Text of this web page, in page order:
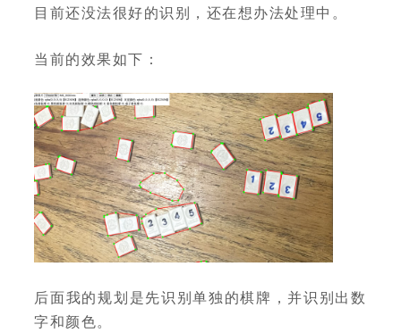
目前还没法很好的识别，还在想办法处理中。
当前的效果如下：
后面我的规划是先识别单独的棋牌，并识别出数
字和颜色。